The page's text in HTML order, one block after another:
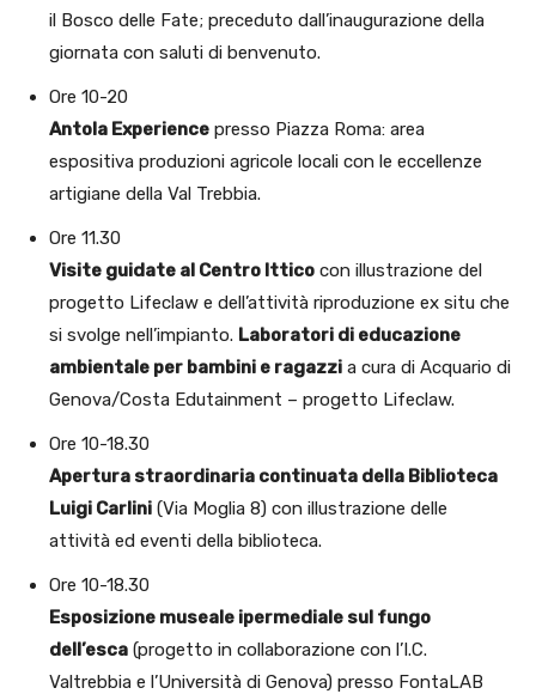
il Bosco delle Fate; preceduto dall’inaugurazione della
giornata con saluti di benvenuto.
Ore 10-20
Antola Experience presso Piazza Roma: area
espositiva produzioni agricole locali con le eccellenze
artigiane della Val Trebbia.
Ore 11.30
Visite guidate al Centro Ittico con illustrazione del
progetto Lifeclaw e dell’attività riproduzione ex situ che
si svolge nell’impianto. Laboratori di educazione
ambientale per bambini e ragazzi a cura di Acquario di
Genova/Costa Edutainment – progetto Lifeclaw.
Ore 10-18.30
Apertura straordinaria continuata della Biblioteca
Luigi Carlini (Via Moglia 8) con illustrazione delle
attività ed eventi della biblioteca.
Ore 10-18.30
Esposizione museale ipermediale sul fungo
dell’esca (progetto in collaborazione con l’I.C.
Valtrebbia e l’Università di Genova) presso FontaLAB